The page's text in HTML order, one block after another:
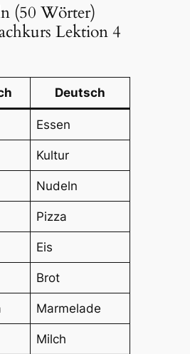
(50 Wörter)
Lektion 4
Deutsch
Essen
Kultur
Nudeln
Pizza
Eis
Brot
Marmelade
Milch